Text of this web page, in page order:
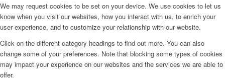
We may request cookies to be set on your device. We use cookies to let us
know when you visit our websites, how you interact with us, to enrich your
user experience, and to customize your relationship with our website.
Click on the different category headings to find out more. You can also
change some of your preferences. Note that blocking some types of cookies
may impact your experience on our websites and the services we are able to
offer.